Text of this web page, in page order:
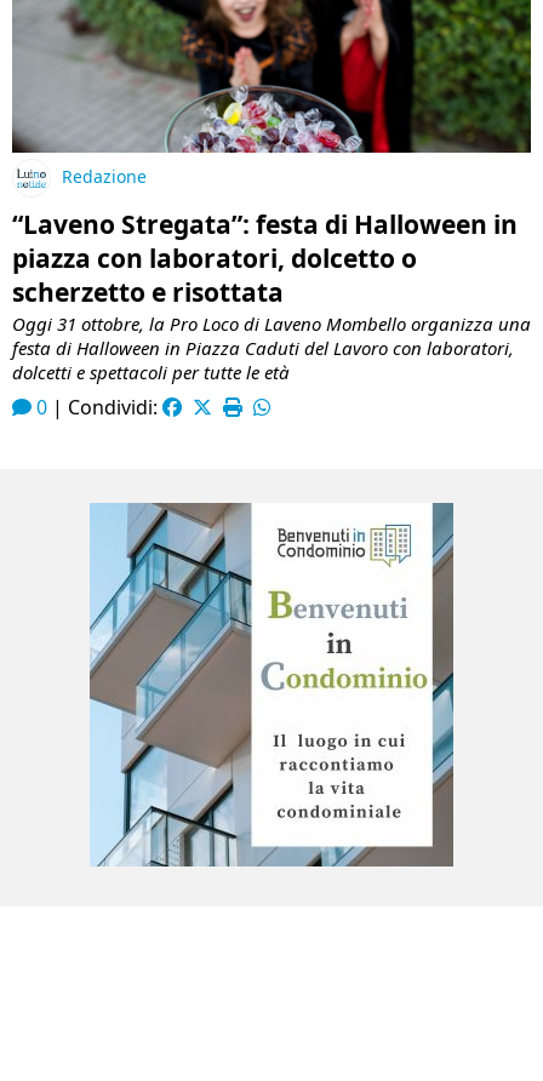
Redazione
“Laveno Stregata”: festa di Halloween in
piazza con laboratori, dolcetto o
scherzetto e risottata
Oggi 31 ottobre, la Pro Loco di Laveno Mombello organizza una
festa di Halloween in Piazza Caduti del Lavoro con laboratori,
dolcetti e spettacoli per tutte le età
0 | Condividi: